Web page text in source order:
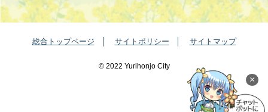
×
総合トップページ サイトポリシー サイトマップ
©️ 2022 Yurihonjo City